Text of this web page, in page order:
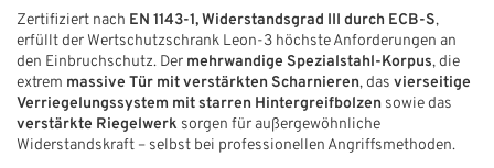
Zertifiziert nach EN 1143-1, Widerstandsgrad III durch ECB-S,
erfüllt der Wertschutzschrank Leon-3 höchste Anforderungen an
den Einbruchschutz. Der mehrwandige Spezialstahl-Korpus, die
extrem massive Tür mit verstärkten Scharnieren, das vierseitige
Verriegelungssystem mit starren Hintergreifbolzen sowie das
verstärkte Riegelwerk sorgen für außergewöhnliche
Widerstandskraft – selbst bei professionellen Angriffsmethoden.